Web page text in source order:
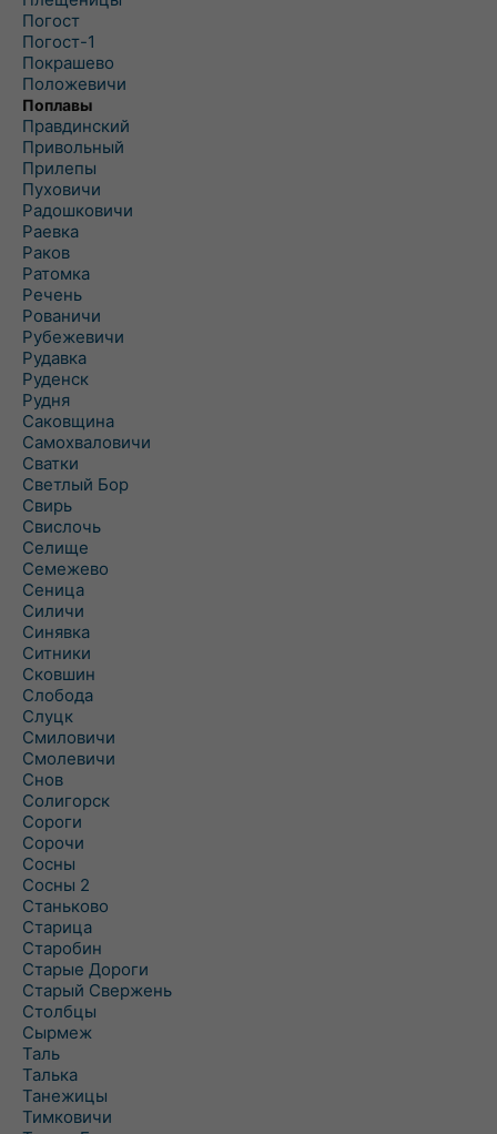
Погост
Погост-1
Покрашево
Положевичи
Поплавы
Правдинский
Привольный
Прилепы
Пуховичи
Радошковичи
Раевка
Раков
Ратомка
Речень
Рованичи
Рубежевичи
Рудавка
Руденск
Рудня
Саковщина
Самохваловичи
Сватки
Светлый Бор
Свирь
Свислочь
Селище
Семежево
Сеница
Силичи
Синявка
Ситники
Сковшин
Слобода
Слуцк
Смиловичи
Смолевичи
Снов
Солигорск
Сороги
Сорочи
Сосны
Сосны 2
Станьково
Старица
Старобин
Старые Дороги
Старый Свержень
Столбцы
Сырмеж
Таль
Талька
Танежицы
Тимковичи